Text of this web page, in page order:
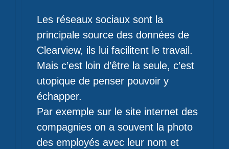
Les réseaux sociaux sont la
principale source des données de
Clearview, ils lui facilitent le travail.
Mais c’est loin d’être la seule, c’est
utopique de penser pouvoir y
échapper.
Par exemple sur le site internet des
compagnies on a souvent la photo
des employés avec leur nom et